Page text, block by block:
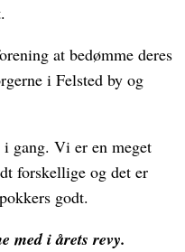
at bedømme deres
i Felsted by og
gang. Vi er en meget
forskellige og det er
godt.
med i årets revy.